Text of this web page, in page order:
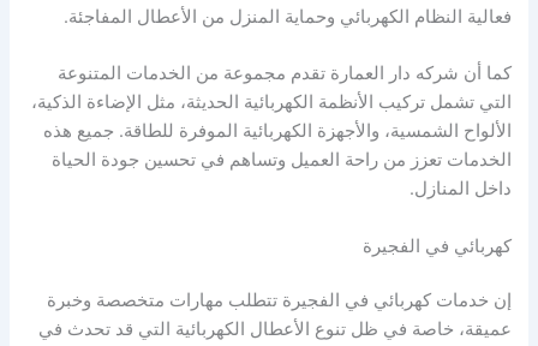
فعالية النظام الكهربائي وحماية المنزل من الأعطال المفاجئة.
كما أن شركه دار العمارة تقدم مجموعة من الخدمات المتنوعة
التي تشمل تركيب الأنظمة الكهربائية الحديثة، مثل الإضاءة الذكية،
الألواح الشمسية، والأجهزة الكهربائية الموفرة للطاقة. جميع هذه
الخدمات تعزز من راحة العميل وتساهم في تحسين جودة الحياة
داخل المنازل.
كهربائي في الفجيرة
إن خدمات كهربائي في الفجيرة تتطلب مهارات متخصصة وخبرة
عميقة، خاصة في ظل تنوع الأعطال الكهربائية التي قد تحدث في